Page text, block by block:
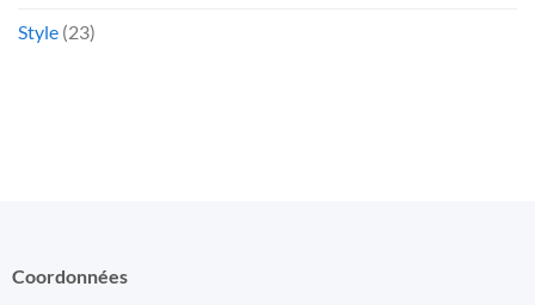
Style (23)
Coordonnées